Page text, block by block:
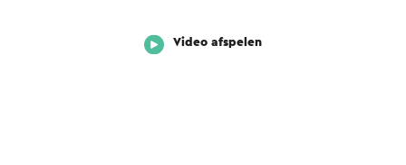
Video afspelen